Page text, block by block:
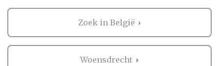
Zoek in België
Woensdrecht